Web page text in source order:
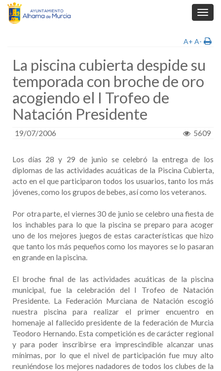
A+ A-
La piscina cubierta despide su
temporada con broche de oro
acogiendo el I Trofeo de
Natación Presidente
19/07/2006 5609
Los días 28 y 29 de junio se celebró la entrega de los
diplomas de las actividades acuáticas de la Piscina Cubierta,
acto en el que participaron todos los usuarios, tanto los más
jóvenes, como los grupos de bebes, así como los veteranos.
Por otra parte, el viernes 30 de junio se celebro una fiesta de
los inchables para lo que la piscina se preparo para acoger
uno de los mejores juegos de estas características que hizo
que tanto los más pequeños como los mayores se lo pasaran
en grande en la piscina.
El broche final de las actividades acuáticas de la piscina
municipal, fue la celebración del I Trofeo de Natación
Presidente. La Federación Murciana de Natación escogió
nuestra piscina para realizar el primer encuentro en
homenaje al fallecido presidente de la federación de Murcia
Teodoro Hernando. Esta competición es de carácter regional
y para poder inscribirse era imprescindible alcanzar unas
mínimas, por lo que el nivel de participación fue muy alto
reuniéndose los mejores nadadores de todos los clubes de la